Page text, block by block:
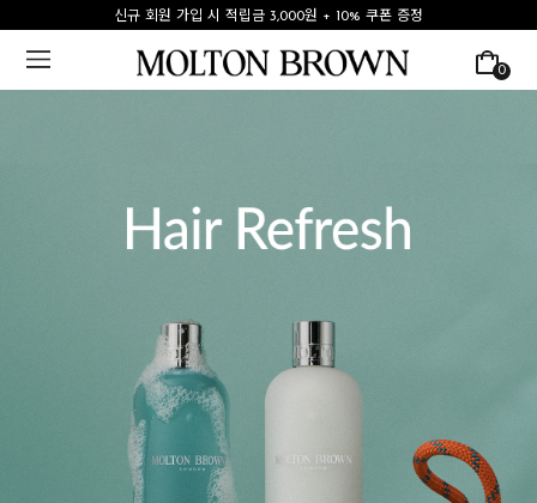
신규 회원 가입 시 적립금 3,000원 + 10% 쿠폰 증정
0